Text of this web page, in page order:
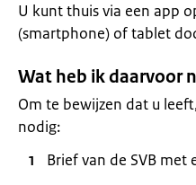
U kunt thuis via een app
(smartphone) of tablet
Wat heb ik daarvoor
Om te bewijzen dat u
nodig:
Brief van de SVB met